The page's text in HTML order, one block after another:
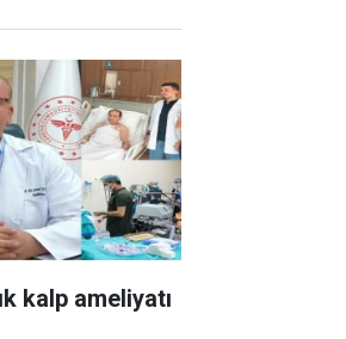
kalp ameliyatı